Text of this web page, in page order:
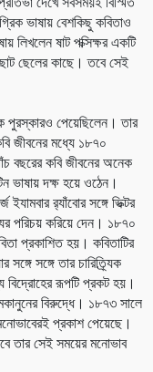
ভাষায় বেশকিছু কবিতাও
লিখলেন ষাট পক্সিক্ষর একটি
ছেলের কাছে। তবে সেই
পেয়েছিলেন। তার
জীবনের মধ্যে ১৮৭০
বছরের কবি জীবনের অনেক
ভাষায় দক্ষ হয়ে ওঠেন।
র‌্যাঁবোর সঙ্গে ভিক্টর
পরিচয় করিয়ে দেন। ১৮৭০
প্রকাশিত হয়। কবিতাটির
সঙ্গে তার চারিত্র্যিক
বিদ্রোহের রূপটি প্রকট হয়।
বিরুদ্ধে। ১৮৭৩ সালে
প্রকাশ পেয়েছে।
তার সেই সময়ের মনোভাব